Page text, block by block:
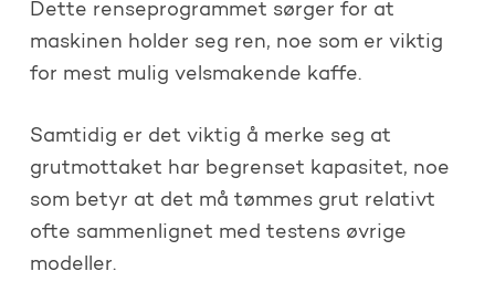
Dette renseprogrammet sørger for at
maskinen holder seg ren, noe som er viktig
for mest mulig velsmakende kaffe.
Samtidig er det viktig å merke seg at
grutmottaket har begrenset kapasitet, noe
som betyr at det må tømmes grut relativt
ofte sammenlignet med testens øvrige
modeller.